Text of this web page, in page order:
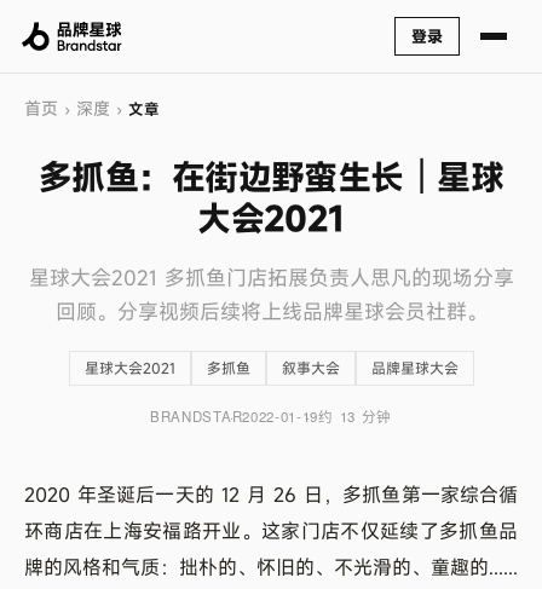
登录
首页 › 深度 › 文章
多抓鱼：在街边野蛮生长｜星球
大会2021
星球大会2021 多抓鱼门店拓展负责人思凡的现场分享
回顾。分享视频后续将上线品牌星球会员社群。
星球大会2021 多抓鱼 叙事大会 品牌星球大会
BRANDSTAR2022-01-19约 13 分钟
2020 年圣诞后一天的 12 月 26 日，多抓鱼第一家综合循
环商店在上海安福路开业。这家门店不仅延续了多抓鱼品
牌的风格和气质：拙朴的、怀旧的、不光滑的、童趣的......